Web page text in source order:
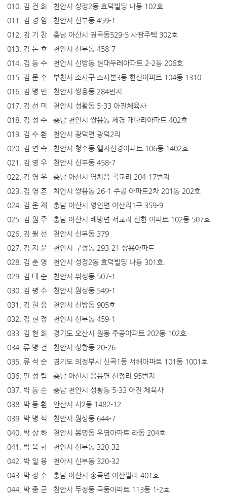
010. 김 건 희 천안시 상정2동 효덕빌딩 나동 102호
011. 김 경 임 천안시 신부동 459-1
012. 김 기 찬 충남 아산시 권곡동529-5 사광주택 302호
013. 김 돈 호 천안시 신부동 458-7
014. 김 동 수 천안시 신방동 현대두레아파트 2-2동 206호
015. 김 문 수 부천시 소사구 소사본3동 한신아파트 104동 1310
016. 김 병 민 천안시 쌍용동 284번지
017. 김 선 미 천안시 성황동 5-33 아진체육사
018. 김 성 수 충남 천안시 쌍용동 세경 개나리아파트 402호
019. 김 수 환 천안시 광덕면 광덕2리
020. 김 연 숙 천안시 청수동 엘지선경아파트 106동 1402호
021. 김 영 우 천안시 신부동 458-7
022. 김 영 우 충남 아산시 염치읍 곡교리 204-17번지
023. 김 영 훈 처안시 쌍용동 26-1 주공 아파트2차 201동 202호
024. 김 운 제 충남 아산시 영인면 아산리1구 359-9
025. 김 원 주 충남 아산시 배방면 서교리 신한 아파트 102동 507호
026. 김 월 선 천안시 신부동 379
027. 김 지 윤 천안시 구성동 293-21 쌍용아파트
028. 김 춘 영 천안시 성정2동 효덕빌딩 나동 301호.
029. 김 태 순 천안시 위성동 507-1
030. 김 평 수 천안시 원성동 549-1
031. 김 현 웅 천안시 신방동 905호
032. 김 현 정 천안시 신부동 459-1
033. 김 현 희 경기도 오산시 원동 주공아파트 202동 102호
034. 류 병 건 천안시 성황동 20-26
035. 류 석 순 경기도 의정부시 신곡1동 서해아파트 101동 1001호
036. 민 성 림 충남 아산시 응봉면 산정리 95번지
037. 박 동 순 충남 천안시 성황동 5-33 아진 체육사
038. 박 동 환 안산시 사2동 1482-12
039. 박 병 식 천안시 원상동 644-7
040. 박 상 하 천안시 봉명동 우영아파트 라동 204호
041. 박 옥 화 천안시 신부동 320-32
042. 박 일 용 천아시 신부동 320-32
043. 박 정 수 충남 아산시 송곡면 아산빌라 401호.
044. 박 종 균 천안시 두정동 극동아파트 113동 1-2호